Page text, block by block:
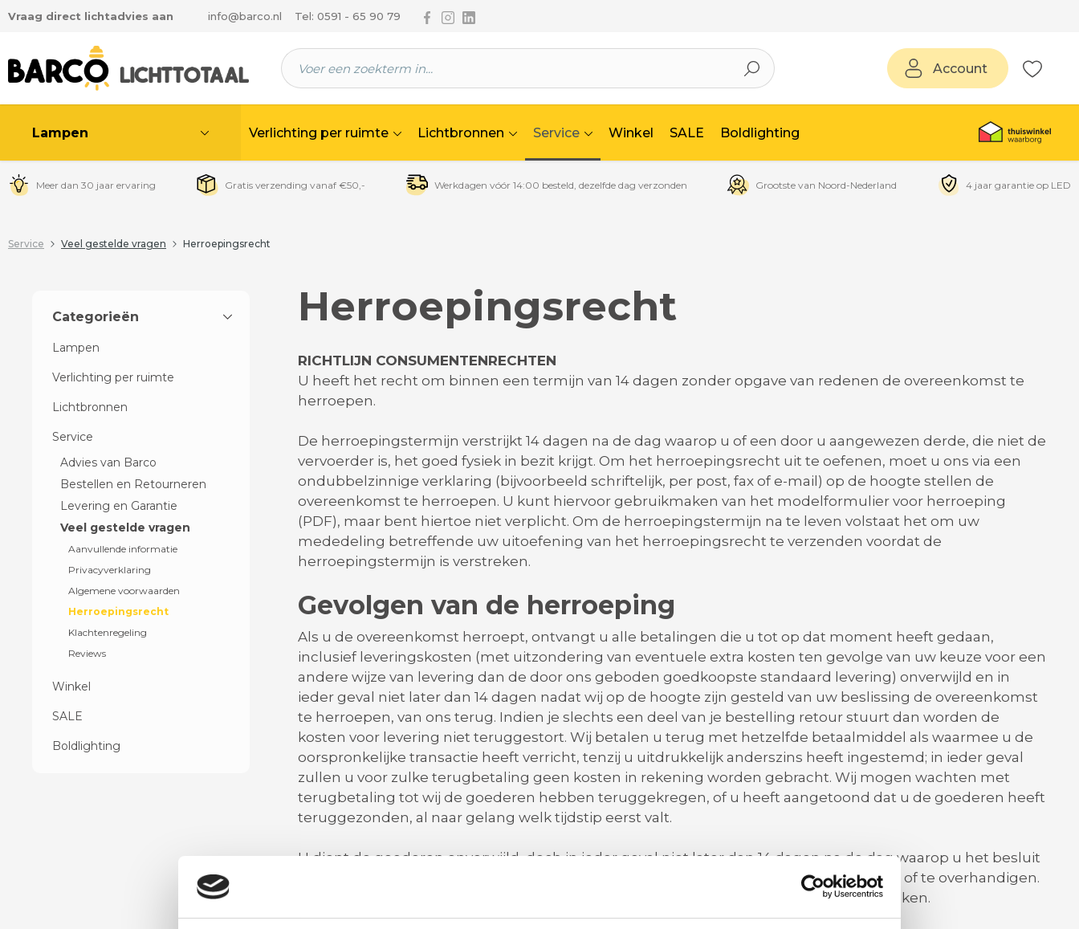
hoofdinhoud
Vraag direct lichtadvies aan info@barco.nl Tel: 0591 - 65 90 79 Volg ons via Facebook
Volg ons via Instagram
Volg ons via Linkedin
Account
Lampen Verlichting per ruimte Lichtbronnen Service Winkel SALE Boldlighting
Meer dan 30 jaar ervaring Gratis verzending vanaf €50,- Werkdagen vóór 14:00 besteld, dezelfde dag verzonden Grootste van Noord-Nederland 4 jaar garantie op LED
Service Veel gestelde vragen Herroepingsrecht
Categorieën
Lampen
Verlichting per ruimte
Lichtbronnen
Service
Advies van Barco
Bestellen en Retourneren
Levering en Garantie
Veel gestelde vragen
Aanvullende informatie
Privacyverklaring
Algemene voorwaarden
Herroepingsrecht
Klachtenregeling
Reviews
Winkel
SALE
Boldlighting
Herroepingsrecht
RICHTLIJN CONSUMENTENRECHTEN
U heeft het recht om binnen een termijn van 14 dagen zonder opgave van redenen de overeenkomst te
herroepen.
De herroepingstermijn verstrijkt 14 dagen na de dag waarop u of een door u aangewezen derde, die niet de
vervoerder is, het goed fysiek in bezit krijgt. Om het herroepingsrecht uit te oefenen, moet u ons via een
ondubbelzinnige verklaring (bijvoorbeeld schriftelijk, per post, fax of e-mail) op de hoogte stellen de
overeenkomst te herroepen. U kunt hiervoor gebruikmaken van het modelformulier voor herroeping
(PDF), maar bent hiertoe niet verplicht. Om de herroepingstermijn na te leven volstaat het om uw
mededeling betreffende uw uitoefening van het herroepingsrecht te verzenden voordat de
herroepingstermijn is verstreken.
Gevolgen van de herroeping
Als u de overeenkomst herroept, ontvangt u alle betalingen die u tot op dat moment heeft gedaan,
inclusief leveringskosten (met uitzondering van eventuele extra kosten ten gevolge van uw keuze voor een
andere wijze van levering dan de door ons geboden goedkoopste standaard levering) onverwijld en in
ieder geval niet later dan 14 dagen nadat wij op de hoogte zijn gesteld van uw beslissing de overeenkomst
te herroepen, van ons terug. Indien je slechts een deel van je bestelling retour stuurt dan worden de
kosten voor levering niet teruggestort. Wij betalen u terug met hetzelfde betaalmiddel als waarmee u de
oorspronkelijke transactie heeft verricht, tenzij u uitdrukkelijk anderszins heeft ingestemd; in ieder geval
zullen u voor zulke terugbetaling geen kosten in rekening worden gebracht. Wij mogen wachten met
terugbetaling tot wij de goederen hebben teruggekregen, of u heeft aangetoond dat u de goederen heeft
teruggezonden, al naar gelang welk tijdstip eerst valt.
U dient de goederen onverwijld, doch in ieder geval niet later dan 14 dagen na de dag waarop u het besluit
de overeenkomst te herroepen aan ons heeft medegedeeld, aan ons terug te zenden of te overhandigen.
U bent op tijd als u de goederen terugstuurt voordat de termijn van 14 dagen is verstreken.